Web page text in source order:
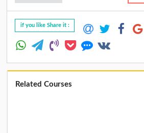
if you like Share it :
Related Courses